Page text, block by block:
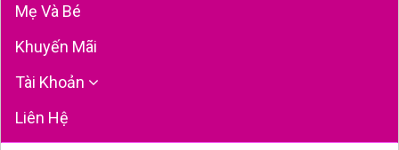
Mẹ Và Bé
Khuyến Mãi
Tài Khoản
Liên Hệ